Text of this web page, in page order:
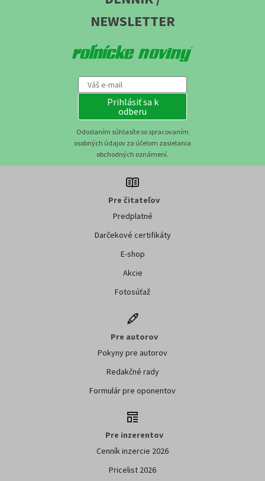
NEWSLETTER
Prihlásiť sa k
odberu
Odoslaním súhlasíte so spracovaním
osobných údajov za účelom zasielania
obchodných oznámení.
Pre čitateľov
Predplatné
Darčekové certifikáty
E-shop
Akcie
Fotosúťaž
Pre autorov
Pokyny pre autorov
Redakčné rady
Formulár pre oponentov
Pre inzerentov
Cenník inzercie 2026
Pricelist 2026